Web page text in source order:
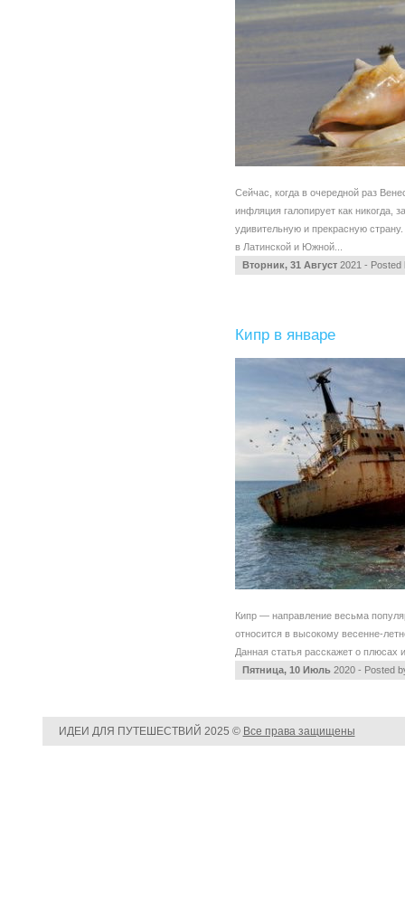
Сейчас, когда в очередной раз
инфляция галопирует как никогда,
удивительную и прекрасную
в Латинской и Южной...
Вторник, 31 Август2021 - Posted
Кипр в январе
Кипр — направление весьма
относится в высокому весенне-
Данная статья расскажет о плюсах
Пятница, 10 Июль2020 - Posted
ИДЕИ ДЛЯ ПУТЕШЕСТВИЙ 2025 © Все права защищены